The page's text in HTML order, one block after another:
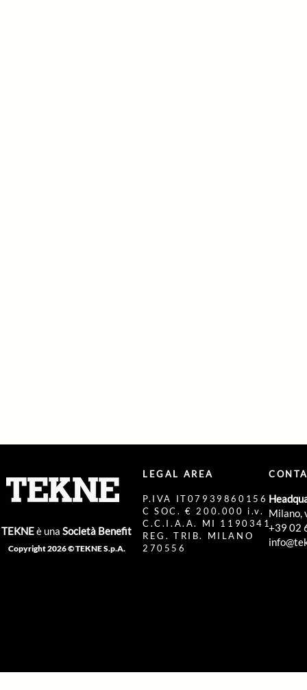
TEKNEè una Società Benefit
Copyright 2026 © TEKNE S.p.A.
LEGAL AREA
P.IVA IT07939860156
C SOC. € 200.000 i.v.
C.C.I.A.A. MI 1190341
REG. TRIB. MILANO
270556
Milano,
+39 02